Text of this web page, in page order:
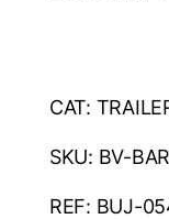
CAT:
SKU: BV-
REF: BUJ-